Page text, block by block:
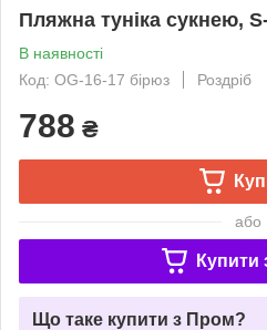
Пляжна туніка сукнею,
В наявності
Код: OG-16-17 бірюз
Роздріб
788 ₴
або
Купити
Що таке купити з Пром?